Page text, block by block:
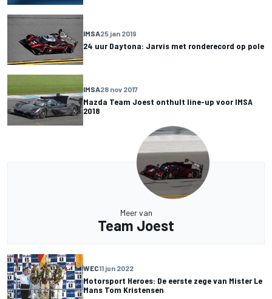
IMSA25 jan 2019
24 uur Daytona: Jarvis met ronderecord op pole
IMSA28 nov 2017
Mazda Team Joest onthult line-up voor IMSA
2018
Meer van
Team Joest
WEC11 jun 2022
Motorsport Heroes: De eerste zege van Mister Le
Mans Tom Kristensen